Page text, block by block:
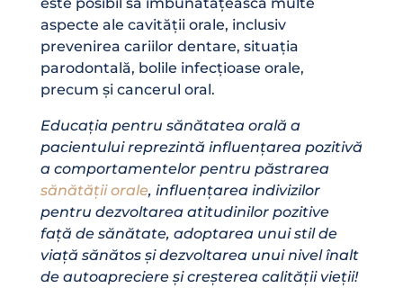
aspecte ale cavității orale, inclusiv
prevenirea cariilor dentare, situația
parodontală, bolile infecțioase orale,
precum și cancerul oral.
Educația pentru sănătatea orală a
pacientului reprezintă influențarea pozitivă
a comportamentelor pentru păstrarea
sănătății orale, influențarea indivizilor
pentru dezvoltarea atitudinilor pozitive
față de sănătate, adoptarea unui stil de
viață sănătos și dezvoltarea unui nivel înalt
de autoapreciere și creșterea calității vieții!